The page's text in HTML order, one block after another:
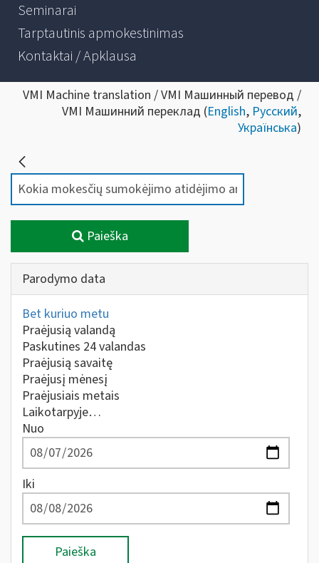
Seminarai
Tarptautinis apmokestinimas
Kontaktai / Apklausa
VMI Machine translation / VMI Машинный перевод /
VMI Машинний переклад (English, Русский,
Українська)
Paieška
Parodymo data
Bet kuriuo metu
Praėjusią valandą
Paskutines 24 valandas
Praėjusią savaitę
Praėjusį mėnesį
Praėjusiais metais
Laikotarpyje…
Nuo
Iki
Paieška